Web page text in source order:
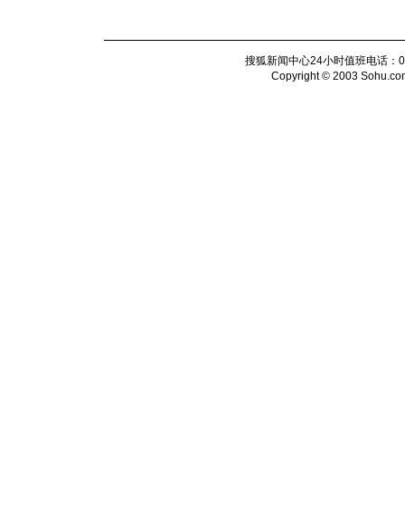
搜狐新闻中心24小时值班电话
Copyright © 2003